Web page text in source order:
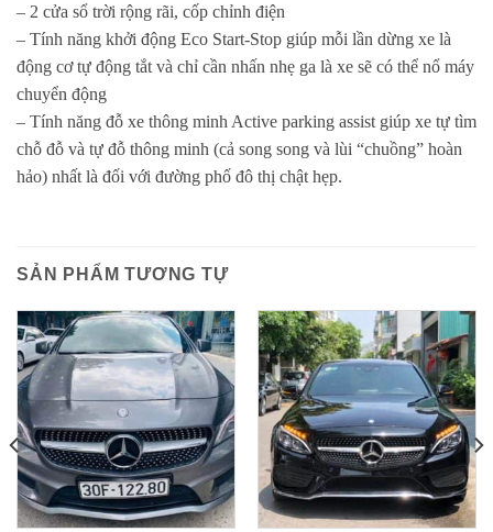
– 2 cửa sổ trời rộng rãi, cốp chỉnh điện
– Tính năng khởi động Eco Start-Stop giúp mỗi lần dừng xe là
động cơ tự động tắt và chỉ cần nhấn nhẹ ga là xe sẽ có thể nổ máy
chuyển động
– Tính năng đỗ xe thông minh Active parking assist giúp xe tự tìm
chỗ đỗ và tự đỗ thông minh (cả song song và lùi “chuồng” hoàn
hảo) nhất là đối với đường phố đô thị chật hẹp.
SẢN PHẨM TƯƠNG TỰ